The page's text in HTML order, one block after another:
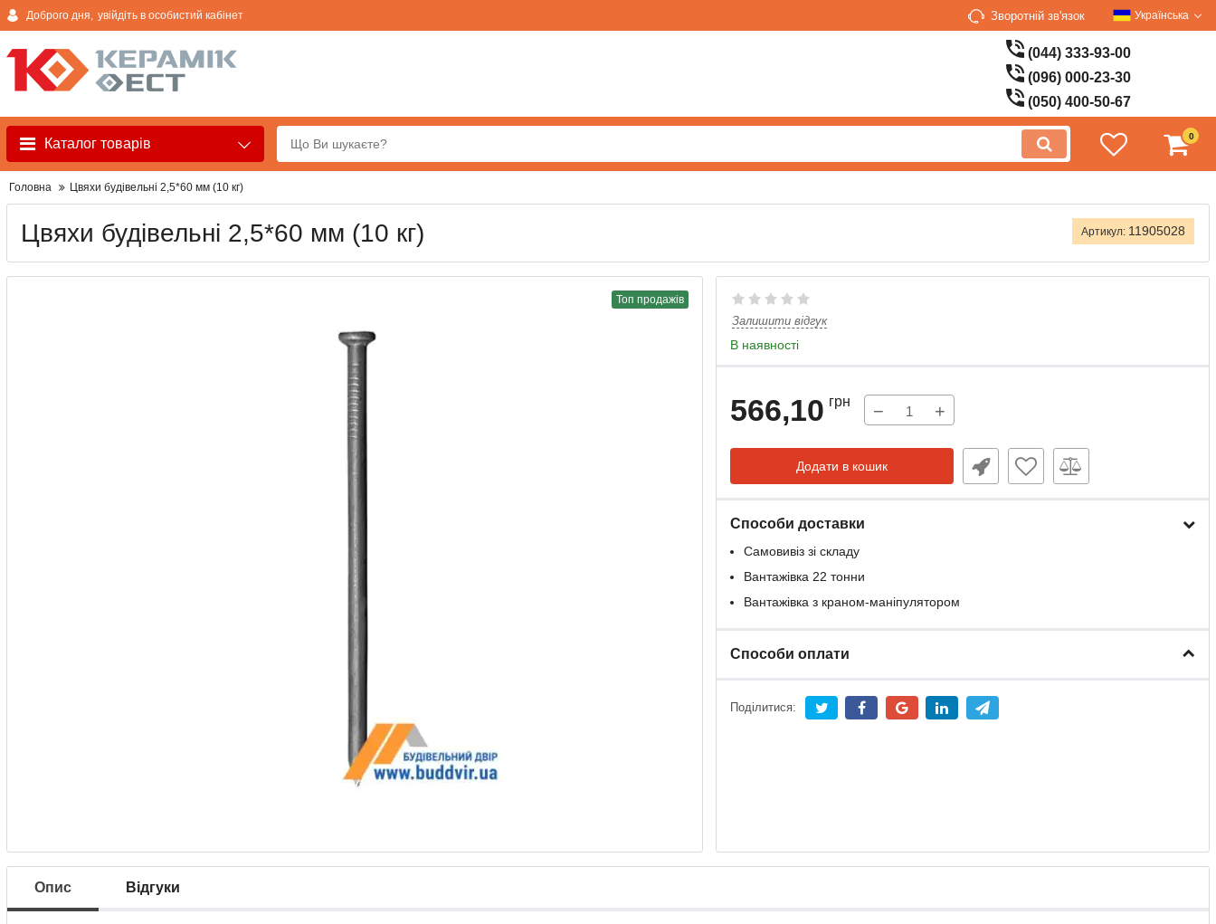
Доброго дня, увійдіть в особистий кабінет Зворотній зв'язок Українська
(044) 333-93-00
(096) 000-23-30
(050) 400-50-67
Каталог товарів 0
Головна Цвяхи будівельні 2,5*60 мм (10 кг)
Цвяхи будівельні 2,5*60 мм (10 кг) Артикул: 11905028
Топ продажів
Залишити відгук
В наявності
566,10 грн − +
Додати в кошик
Способи доставки
Самовивіз зі складу
Вантажівка 22 тонни
Вантажівка з краном-маніпулятором
Способи оплати
Поділитися:
Опис Відгуки